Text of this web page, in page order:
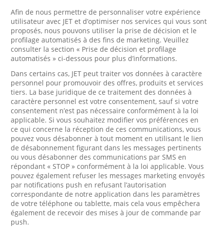
Afin de nous permettre de personnaliser votre expérience
utilisateur avec JET et d’optimiser nos services qui vous sont
proposés, nous pouvons utiliser la prise de décision et le
profilage automatisés à des fins de marketing. Veuillez
consulter la section « Prise de décision et profilage
automatisés » ci-dessous pour plus d’informations.
Dans certains cas, JET peut traiter vos données à caractère
personnel pour promouvoir des offres, produits et services
tiers. La base juridique de ce traitement des données à
caractère personnel est votre consentement, sauf si votre
consentement n’est pas nécessaire conformément à la loi
applicable. Si vous souhaitez modifier vos préférences en
ce qui concerne la réception de ces communications, vous
pouvez vous désabonner à tout moment en utilisant le lien
de désabonnement figurant dans les messages pertinents
ou vous désabonner des communications par SMS en
répondant « STOP » conformément à la loi applicable. Vous
pouvez également refuser les messages marketing envoyés
par notifications push en refusant l’autorisation
correspondante de notre application dans les paramètres
de votre téléphone ou tablette, mais cela vous empêchera
également de recevoir des mises à jour de commande par
push.